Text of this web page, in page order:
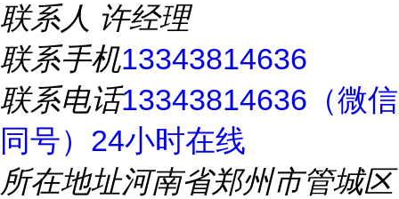
联系人 许经理
联系手机13343814636
联系电话13343814636（微信
同号）24小时在线
所在地址河南省郑州市管城区